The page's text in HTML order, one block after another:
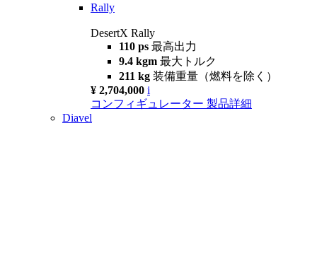
Rally
DesertX Rally
110 ps 最高出力
9.4 kgm 最大トルク
211 kg 装備重量（燃料を除く）
¥ 2,704,000 i
コンフィギュレーター 製品詳細
Diavel